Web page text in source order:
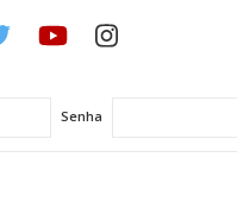
Senha